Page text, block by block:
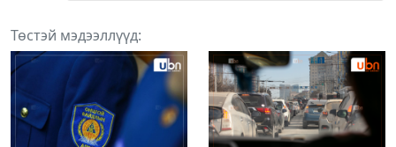
Төстэй мэдээллүүд: